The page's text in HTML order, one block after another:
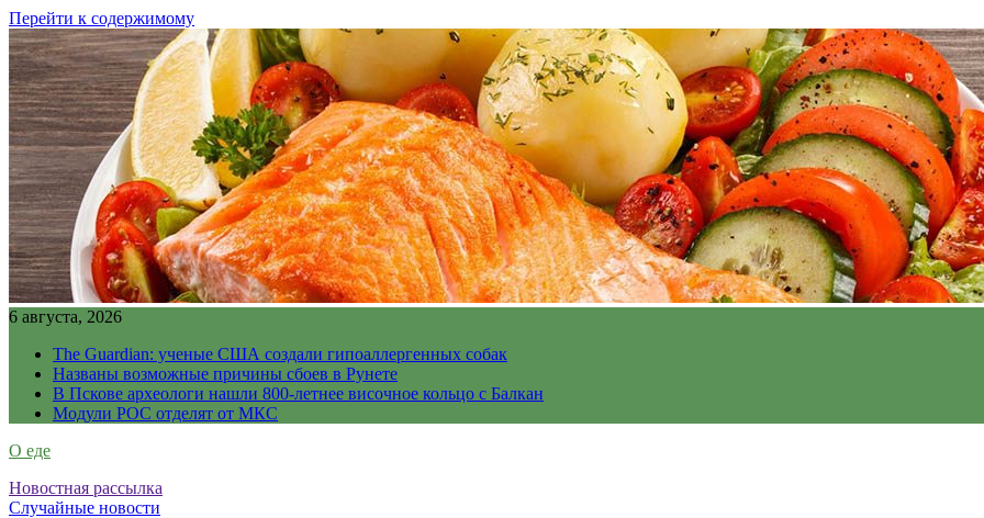
Перейти к содержимому
6 августа, 2026
The Guardian: ученые США создали гипоаллергенных собак
Названы возможные причины сбоев в Рунете
В Пскове археологи нашли 800-летнее височное кольцо с Балкан
Модули РОС отделят от МКС
О еде
Новостная рассылка
Случайные новости